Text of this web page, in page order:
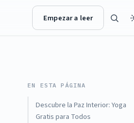
Empezar a leer
EN ESTA PÁGINA
Descubre la Paz Interior: Yoga
Gratis para Todos